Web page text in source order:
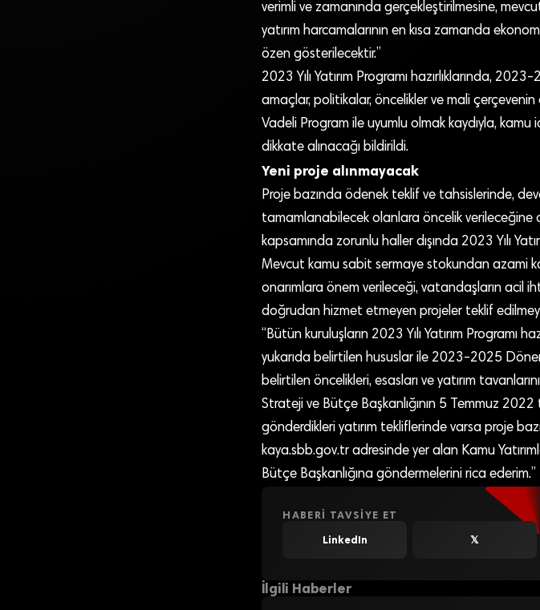
verimli ve zamanında gerçekleştirilmesine,
yatırım harcamalarının en kısa zamanda
özen gösterilecektir.”
2023 Yılı Yatırım Programı hazırlıklarında,
amaçlar, politikalar, öncelikler ve mali
Vadeli Program ile uyumlu olmak kaydıyla, kamu
dikkate alınacağı bildirildi.
Yeni proje alınmayacak
Proje bazında ödenek teklif ve tahsislerinde,
tamamlanabilecek olanlara öncelik
kapsamında zorunlu haller dışında 2023 Yılı
Mevcut kamu sabit sermaye stokundan azami
onarımlara önem verileceği, vatandaşların acil
doğrudan hizmet etmeyen projeler teklif
“Bütün kuruluşların 2023 Yılı Yatırım Programı
yukarıda belirtilen hususlar ile 2023-2025
belirtilen öncelikleri, esasları ve yatırım
Strateji ve Bütçe Başkanlığının 5 Temmuz
gönderdikleri yatırım tekliflerinde varsa proje
kaya.sbb.gov.tr adresinde yer alan Kamu
Bütçe Başkanlığına göndermelerini rica ederim.”
HABERI TAVSIYE ET
LinkedIn 𝕏
İlgili Haberler